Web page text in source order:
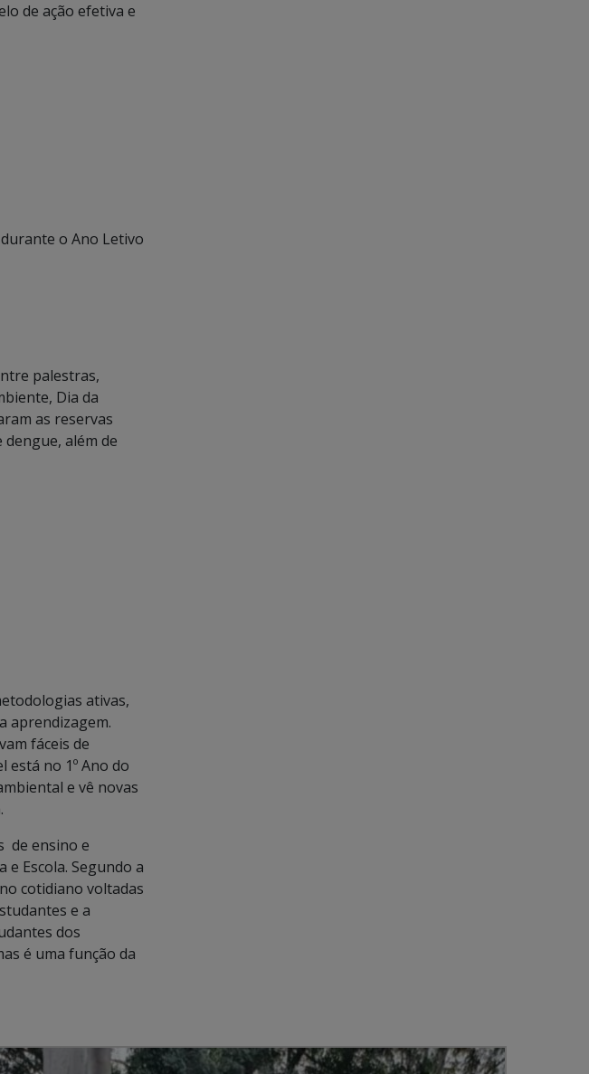
de ação efetiva e
o Ano Letivo
palestras,
Dia da
as reservas
além de
ativas,
aprendizagem.
fáceis de
está no 1º Ano do
e vê novas
de ensino e
Escola. Segundo a
cotidiano voltadas
e a
dos
é uma função da